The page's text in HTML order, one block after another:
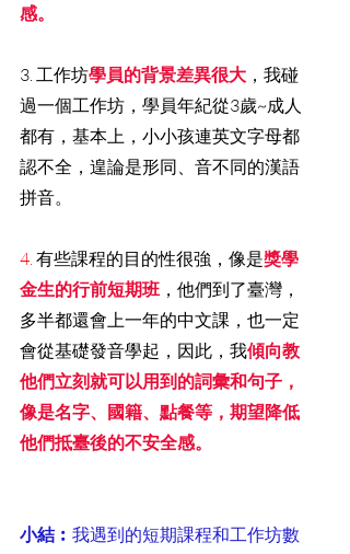
感。
3. 工作坊學員的背景差異很大 ，我碰
過一個工作坊，學員年紀從3歲~成人
都有，基本上，小小孩連英文字母都
認不全，遑論是形同、音不同的漢語
拼音。
4. 有些課程的目的性很強，像是獎學
金生的行前短期班 ，他們到了臺灣，
多半都還會上一年的中文課，也一定
會從基礎發音學起，因此，我傾向教
他們立刻就可以用到的詞彙和句子，
像是名字、國籍、點餐等，期望降低
他們抵臺後的不安全感。
小結︰ 我遇到的短期課程和工作坊數